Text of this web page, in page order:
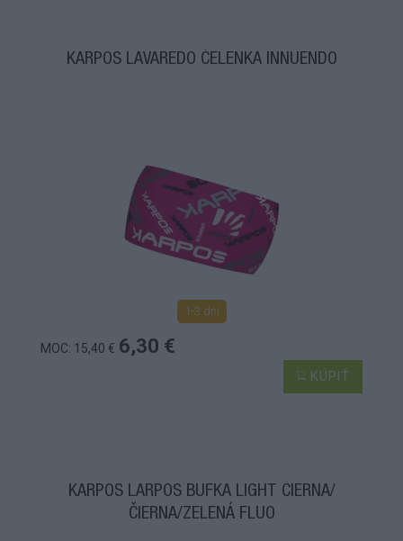
KARPOS LAVAREDO ČELENKA INNUENDO
1-3 dní
MOC: 15,40 € 6,30 €
KÚPIŤ
KARPOS LARPOS BUFKA LIGHT ČIERNA/
ČIERNA/ZELENÁ FLUO